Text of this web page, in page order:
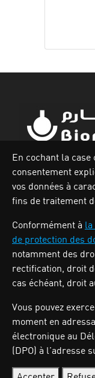
Zone industrielle
BIOPHARM
Activités
Investisseurs
Qui sommes
Carrières
Nous contacter
En cochant la case
consentement
vos données à
fins de traitement
Conformément à la
de protection des
notamment des
rectification, droit
cas échéant, droit
Vous pouvez
moment en
électronique au
(DPO) à l’adresse